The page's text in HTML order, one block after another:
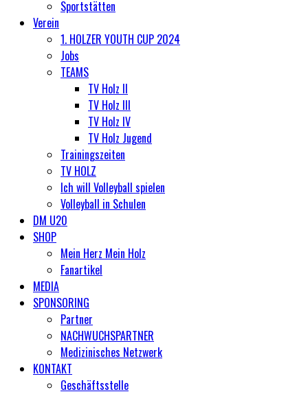
Sportstätten
Verein
1. HOLZER YOUTH CUP 2024
Jobs
TEAMS
TV Holz II
TV Holz III
TV Holz IV
TV Holz Jugend
Trainingszeiten
TV HOLZ
Ich will Volleyball spielen
Volleyball in Schulen
DM U20
SHOP
Mein Herz Mein Holz
Fanartikel
MEDIA
SPONSORING
Partner
NACHWUCHSPARTNER
Medizinisches Netzwerk
KONTAKT
Geschäftsstelle